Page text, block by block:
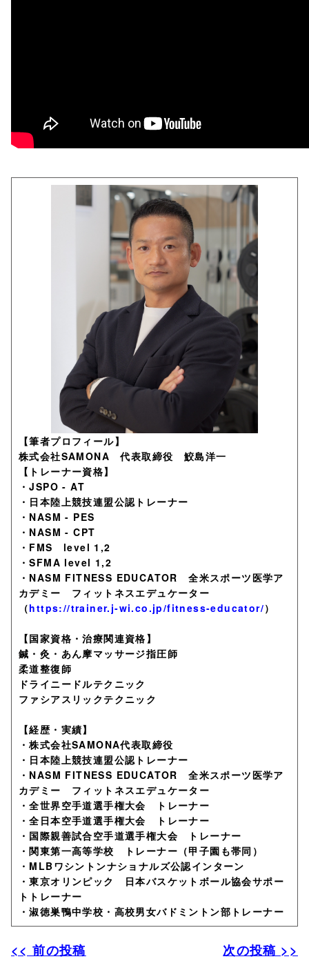
【筆者プロフィール】
株式会社SAMONA 代表取締役 鮫島洋一
【トレーナー資格】
・JSPO - AT
・日本陸上競技連盟公認トレーナー
・NASM - PES
・NASM - CPT
・FMS level 1,2
・SFMA level 1,2
・NASM FITNESS EDUCATOR 全米スポーツ医学ア
カデミー フィットネスエデュケーター
（https://trainer.j-wi.co.jp/fitness-educator/）
【国家資格・治療関連資格】
鍼・灸・あん摩マッサージ指圧師
柔道整復師
ドライニードルテクニック
ファシアスリックテクニック
【経歴・実績】
・株式会社SAMONA代表取締役
・日本陸上競技連盟公認トレーナー
・NASM FITNESS EDUCATOR 全米スポーツ医学ア
カデミー フィットネスエデュケーター
・全世界空手道選手権大会 トレーナー
・全日本空手道選手権大会 トレーナー
・国際親善試合空手道選手権大会 トレーナー
・関東第一高等学校 トレーナー（甲子園も帯同）
・MLBワシントンナショナルズ公認インターン
・東京オリンピック 日本バスケットボール協会サポー
トトレーナー
・淑徳巣鴨中学校・高校男女バドミントン部トレーナー
<< 前の投稿 次の投稿 >>